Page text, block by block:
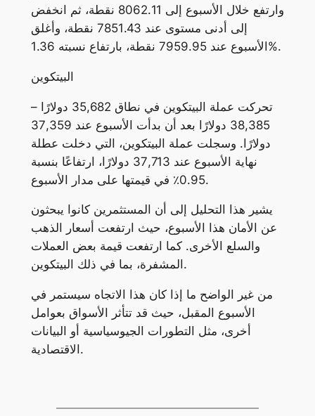
وارتفع خلال الأسبوع إلى 8062.11 نقطة، ثم انخفض
إلى أدنى مستوى عند 7851.43 نقطة، وأغلق
الأسبوع عند 7959.95 نقطة، بارتفاع نسبته 1.36%.
البيتكوين
تحركت عملة البيتكوين في نطاق 35,682 دولارًا –
38,385 دولارًا بعد أن بدأت الأسبوع عند 37,359
دولارًا. وسجلت عملة البيتكوين، التي دخلت عطلة
نهاية الأسبوع عند 37,713 دولارًا، ارتفاعًا بنسبة
0.95٪ في قيمتها على مدار الأسبوع.
يشير هذا التحليل إلى أن المستثمرين كانوا يبحثون
عن الأمان هذا الأسبوع، حيث ارتفعت أسعار الذهب
والسلع الأخرى. كما ارتفعت قيمة بعض العملات
المشفرة، بما في ذلك البيتكوين.
من غير الواضح ما إذا كان هذا الاتجاه سيستمر في
الأسبوع المقبل، حيث قد تتأثر الأسواق بعوامل
أخرى، مثل التطورات الجيوسياسية أو البيانات
الاقتصادية.